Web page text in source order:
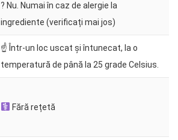
? Nu. Numai în caz de alergie la
ingrediente (verificați mai jos)
☝ Într-un loc uscat și întunecat, la o
temperatură de până la 25 grade Celsius.
Fără rețetă